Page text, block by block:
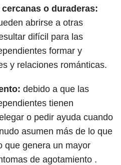
o duraderas:
abrirse a otras
difícil para las
formar y
y relaciones románticas.
debido a que las
tienen
o pedir ayuda cuando
asumen más de lo que
que genera un mayor
de agotamiento .